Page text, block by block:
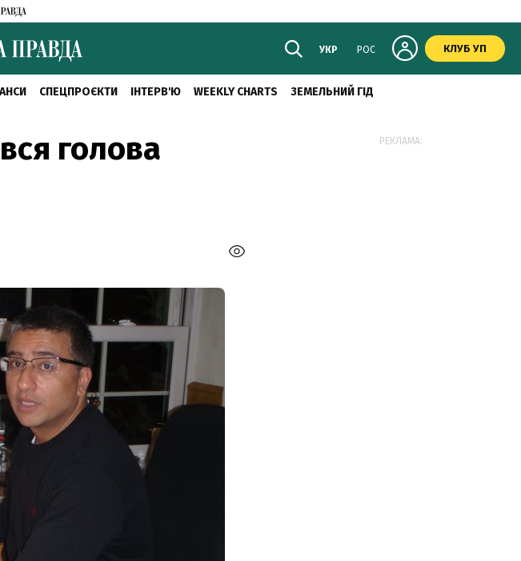
УКР РОС КЛУБ УП
СПЕЦПРОЄКТИ ІНТЕРВ'Ю WEEKLY CHARTS ЗЕМЕЛЬНИЙ ГІД
голова
РЕКЛАМА: